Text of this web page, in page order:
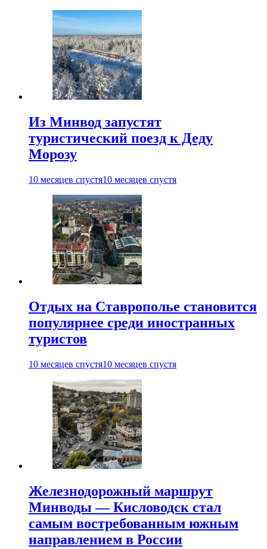
Из Минвод запустят
туристический поезд к Деду
Морозу
10 месяцев спустя10 месяцев спустя
Отдых на Ставрополье становится
популярнее среди иностранных
туристов
10 месяцев спустя10 месяцев спустя
Железнодорожный маршрут
Минводы — Кисловодск стал
самым востребованным южным
направлением в России